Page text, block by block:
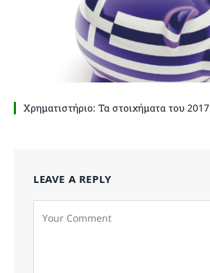
Χρηματιστήριο: Τα στοιχήματα του 2017
LEAVE A REPLY